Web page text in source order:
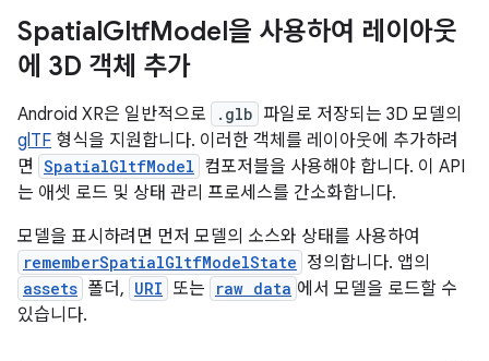
SpatialGltfModel을 사용하여 레이아웃
에 3D 객체 추가
Android XR은 일반적으로 .glb 파일로 저장되는 3D 모델의
glTF 형식을 지원합니다. 이러한 객체를 레이아웃에 추가하려
면 SpatialGltfModel 컴포저블을 사용해야 합니다. 이 API
는 애셋 로드 및 상태 관리 프로세스를 간소화합니다.
모델을 표시하려면 먼저 모델의 소스와 상태를 사용하여
rememberSpatialGltfModelState 정의합니다. 앱의
assets 폴더, URI 또는 raw data 에서 모델을 로드할 수
있습니다.